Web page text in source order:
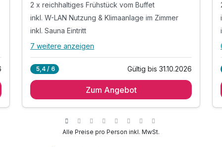
2 x reichhaltiges Frühstück vom Buffet
inkl. W-LAN Nutzung & Klimaanlage im Zimmer
inkl. Sauna Eintritt
Alle Inklusivleistungen
2 x reichhaltiges Frühstück vom Buffet
inkl. harry's home Slippers
7 weitere anzeigen
5,4 / 6 Gültig bis 31.10.2026
Zum Angebot
Alle Preise pro Person inkl. MwSt.